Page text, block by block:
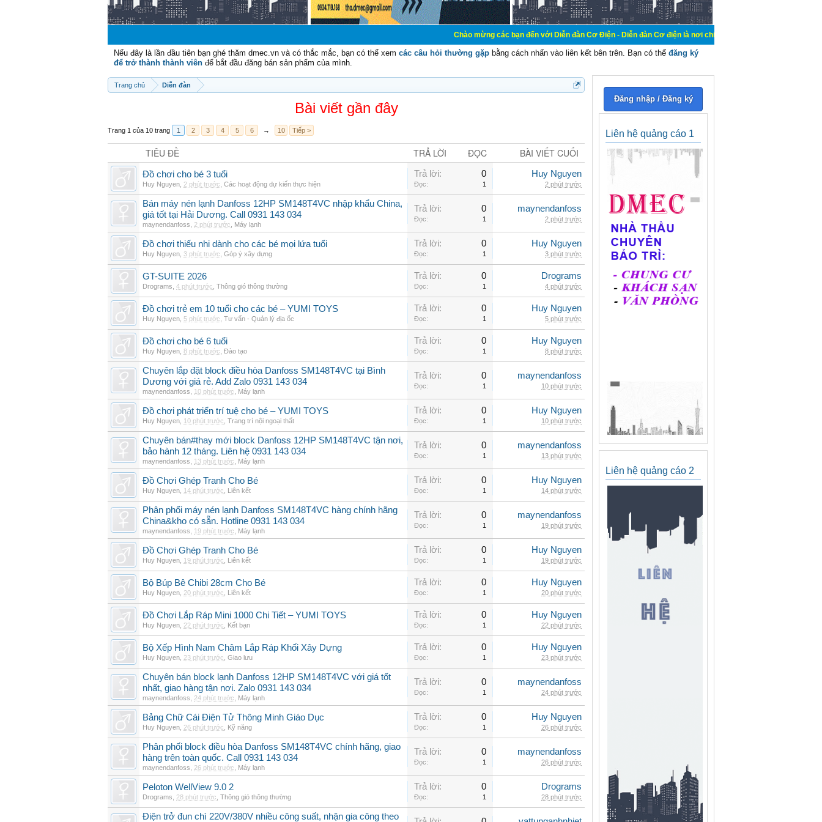
Chào mừng các bạn đến với Diễn đàn Cơ Điện - Diễn đàn Cơ điện là nơi chia sẽ kiến thức kinh nghiệm trong lãnh
Nếu đây là lần đầu tiên bạn ghé thăm dmec.vn và có thắc mắc, bạn có thể xem các câu hỏi thường gặp bằng cách nhấn vào liên kết bên trên. Bạn có thể đăng ký
để trở thành thành viên để bắt đầu đăng bán sản phẩm của mình.
Trang chủ Diễn đàn
Bài viết gần đây
Trang 1 của 10 trang 1 2 3 4 5 6 → 10 Tiếp >
TIÊU ĐỀ TRẢ LỜI ĐỌC BÀI VIẾT CUỐI
Đồ chơi cho bé 3 tuổi
Huy Nguyen 2 phút trước Các hoạt động dự kiến thực hiện
Trả lời: 0
Đọc: 1
Huy Nguyen
2 phút trước
Bán máy nén lạnh Danfoss 12HP SM148T4VC nhập khẩu China,
giá tốt tại Hải Dương. Call 0931 143 034
maynendanfoss 2 phút trước Máy lạnh
Trả lời: 0
Đọc: 1
maynendanfoss
2 phút trước
Đồ chơi thiếu nhi dành cho các bé mọi lứa tuổi
Huy Nguyen 3 phút trước Góp ý xây dựng
Trả lời: 0
Đọc: 1
Huy Nguyen
3 phút trước
GT-SUITE 2026
Drograms 4 phút trước Thông gió thông thường
Trả lời: 0
Đọc: 1
Drograms
4 phút trước
Đồ chơi trẻ em 10 tuổi cho các bé – YUMI TOYS
Huy Nguyen 5 phút trước Tư vấn - Quản lý địa ốc
Trả lời: 0
Đọc: 1
Huy Nguyen
5 phút trước
Đồ chơi cho bé 6 tuổi
Huy Nguyen 8 phút trước Đào tạo
Trả lời: 0
Đọc: 1
Huy Nguyen
8 phút trước
Chuyên lắp đặt block điều hòa Danfoss SM148T4VC tại Bình
Dương với giá rẻ. Add Zalo 0931 143 034
maynendanfoss 10 phút trước Máy lạnh
Trả lời: 0
Đọc: 1
maynendanfoss
10 phút trước
Đồ chơi phát triển trí tuệ cho bé – YUMI TOYS
Huy Nguyen 10 phút trước Trang trí nội ngoại thất
Trả lời: 0
Đọc: 1
Huy Nguyen
10 phút trước
Chuyên bán#thay mới block Danfoss 12HP SM148T4VC tận nơi,
bảo hành 12 tháng. Liên hệ 0931 143 034
maynendanfoss 13 phút trước Máy lạnh
Trả lời: 0
Đọc: 1
maynendanfoss
13 phút trước
Đồ Chơi Ghép Tranh Cho Bé
Huy Nguyen 14 phút trước Liên kết
Trả lời: 0
Đọc: 1
Huy Nguyen
14 phút trước
Phân phối máy nén lạnh Danfoss SM148T4VC hàng chính hãng
China&kho có sẵn. Hotline 0931 143 034
maynendanfoss 19 phút trước Máy lạnh
Trả lời: 0
Đọc: 1
maynendanfoss
19 phút trước
Đồ Chơi Ghép Tranh Cho Bé
Huy Nguyen 19 phút trước Liên kết
Trả lời: 0
Đọc: 1
Huy Nguyen
19 phút trước
Bộ Búp Bê Chibi 28cm Cho Bé
Huy Nguyen 20 phút trước Liên kết
Trả lời: 0
Đọc: 1
Huy Nguyen
20 phút trước
Đồ Chơi Lắp Ráp Mini 1000 Chi Tiết – YUMI TOYS
Huy Nguyen 22 phút trước Kết bạn
Trả lời: 0
Đọc: 1
Huy Nguyen
22 phút trước
Bộ Xếp Hình Nam Châm Lắp Ráp Khối Xây Dựng
Huy Nguyen 23 phút trước Giao lưu
Trả lời: 0
Đọc: 1
Huy Nguyen
23 phút trước
Chuyên bán block lạnh Danfoss 12HP SM148T4VC với giá tốt
nhất, giao hàng tận nơi. Zalo 0931 143 034
maynendanfoss 24 phút trước Máy lạnh
Trả lời: 0
Đọc: 1
maynendanfoss
24 phút trước
Bảng Chữ Cái Điện Tử Thông Minh Giáo Dục
Huy Nguyen 26 phút trước Kỹ năng
Trả lời: 0
Đọc: 1
Huy Nguyen
26 phút trước
Phân phối block điều hòa Danfoss SM148T4VC chính hãng, giao
hàng trên toàn quốc. Call 0931 143 034
maynendanfoss 26 phút trước Máy lạnh
Trả lời: 0
Đọc: 1
maynendanfoss
26 phút trước
Peloton WellView 9.0 2
Drograms 28 phút trước Thông gió thông thường
Trả lời: 0
Đọc: 1
Drograms
28 phút trước
Điện trở đun chì 220V/380V nhiều công suất, nhận gia công theo
Đăng nhập / Đăng ký
Liên hệ quảng cáo 1
Liên hệ quảng cáo 2